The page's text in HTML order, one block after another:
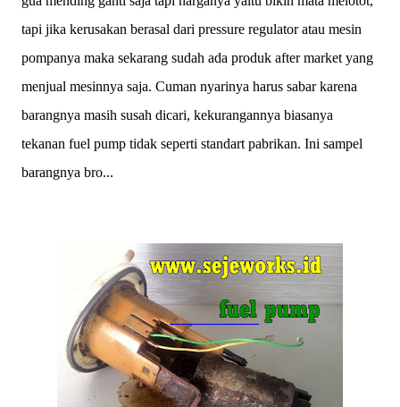
tapi jika kerusakan berasal dari pressure regulator atau mesin
pompanya maka sekarang sudah ada produk after market yang
menjual mesinnya saja. Cuman nyarinya harus sabar karena
barangnya masih susah dicari, kekurangannya biasanya
tekanan fuel pump tidak seperti standart pabrikan. Ini sampel
barangnya bro...